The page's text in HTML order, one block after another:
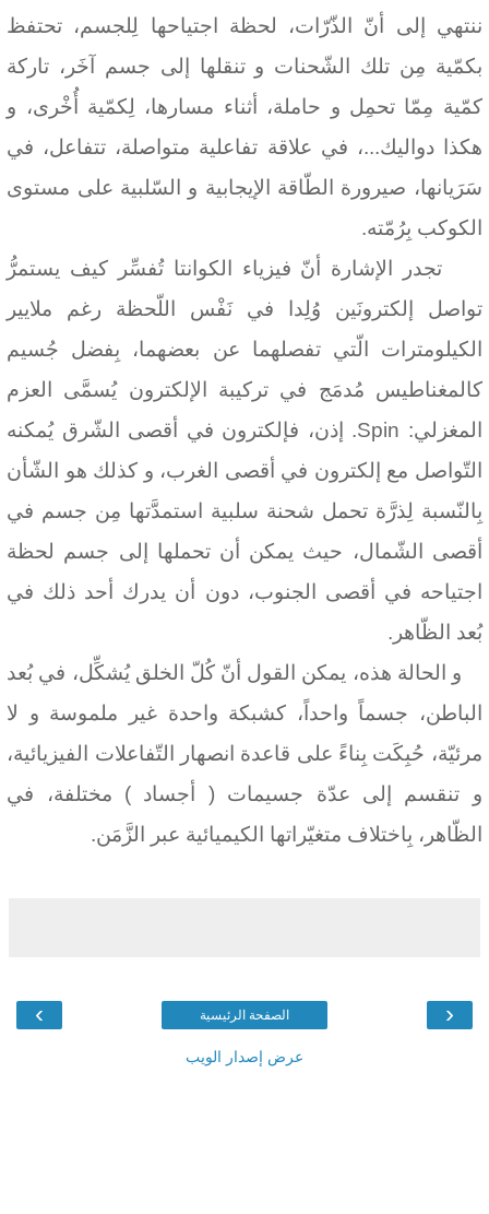
ننتهي إلى أنّ الذّرّات، لحظة اجتياحها لِلجسم، تحتفظ
بكمّية مِن تلك الشّحنات و تنقلها إلى جسم آخَر، تاركة
كمّية مِمّا تحمِل و حاملة، أثناء مسارها، لِكمّية أُخْرى، و
هكذا دواليك...، في علاقة تفاعلية متواصلة، تتفاعل، في
سَرَيانها، صيرورة الطّاقة الإيجابية و السّلبية على مستوى
الكوكب بِرُمّته.
تجدر الإشارة أنّ فيزياء الكوانتا تُفسِّر كيف يستمرُّ
تواصل إلكترونَين وُلِدا في نَفْس اللّحظة رغم ملايير
الكيلومترات الّتي تفصلهما عن بعضهما، بِفضل جُسيم
كالمغناطيس مُدمَج في تركيبة الإلكترون يُسمَّى العزم
المغزلي:
Spin. إذن، فإلكترون في أقصى الشّرق يُمكنه
التّواصل مع إلكترون في أقصى الغرب، و كذلك هو الشّأن
بِالنّسبة لِذرَّة تحمل شحنة سلبية استمدَّتها مِن جسم في
أقصى الشّمال، حيث يمكن أن تحملها إلى جسم لحظة
اجتياحه في أقصى الجنوب، دون أن يدرك أحد ذلك في
بُعد الظّاهر.
و الحالة هذه، يمكن القول أنّ كُلّ الخلق يُشكِّل، في بُعد
الباطن، جسماً واحداً، كشبكة واحدة غير ملموسة و لا
مرئيّة، حُبِكَت بِناءً على قاعدة انصهار التّفاعلات الفيزيائية،
و تنقسم إلى عدّة جسيمات ( أجساد ) مختلفة، في
الظّاهر، بِاختلاف متغيّراتها الكيميائية عبر الزَّمَن.
‹
› الصفحة الرئيسية
عرض إصدار الويب